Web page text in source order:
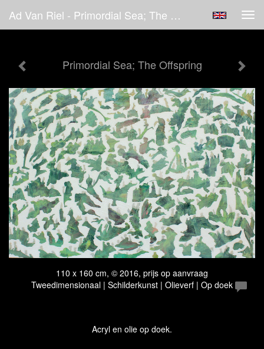
Ad Van Riel - Primordial Sea; The Offspring
Primordial Sea; The Offspring
110 x 160 cm, © 2016, prijs op aanvraag
Tweedimensionaal | Schilderkunst | Olieverf | Op doek
Acryl en olie op doek.